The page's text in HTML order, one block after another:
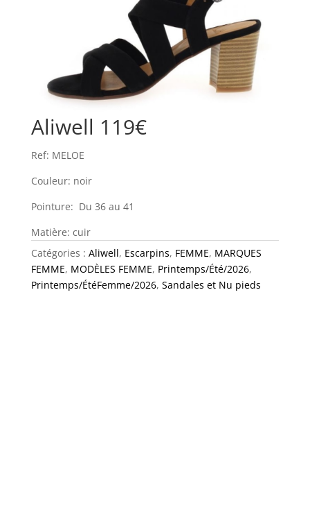
Aliwell 119€
Ref: MELOE
Couleur: noir
Pointure: Du 36 au 41
Matière: cuir
Catégories : Aliwell, Escarpins, FEMME, MARQUES
FEMME, MODÈLES FEMME, Printemps/Été/2026,
Printemps/ÉtéFemme/2026, Sandales et Nu pieds